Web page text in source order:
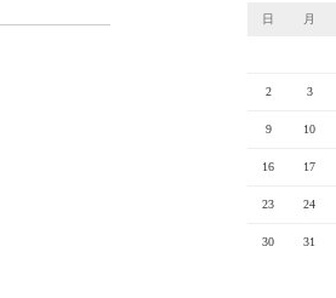
日 月
2 3
9 10
16 17
23 24
30 31